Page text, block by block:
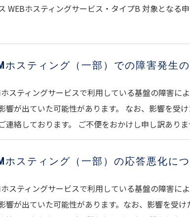
WEBホスティングサービス・タイプB 対象となる
ホスティング（一部）での障害発生
スティングサービスで利用している基盤の障害に
響が出ていた可能性があります。 なお、影響を受
連絡しております。 ご不便をおかけし申し訳ありま
ホスティング（一部）の応答悪化に
スティングサービスで利用している基盤の障害に
響が出ていた可能性があります。なお、影響を受